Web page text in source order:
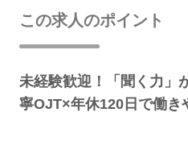
この求人のポイント
未経験歓迎！「聞く力」
寧OJT×年休120日で働き